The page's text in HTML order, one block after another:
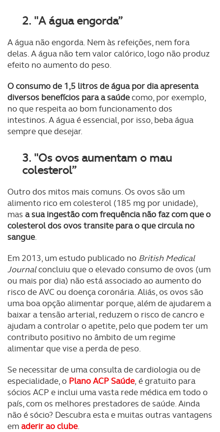
2. "A água engorda”
A água não engorda. Nem às refeições, nem fora
delas. A água não tem valor calórico, logo não produz
efeito no aumento do peso.
O consumo de 1,5 litros de água por dia apresenta
diversos benefícios para a saúdecomo, por exemplo,
no que respeita ao bom funcionamento dos
intestinos. A água é essencial, por isso, beba água
sempre que desejar.
3. "Os ovos aumentam o mau
colesterol”
Outro dos mitos mais comuns. Os ovos são um
alimento rico em colesterol (185 mg por unidade),
mas a sua ingestão com frequência não faz com que o
colesterol dos ovos transite para o que circula no
sangue.
Em 2013, um estudo publicado no British Medical
Journalconcluiu que o elevado consumo de ovos (um
ou mais por dia) não está associado ao aumento do
risco de AVC ou doença coronária. Aliás, os ovos são
uma boa opção alimentar porque, além de ajudarem a
baixar a tensão arterial, reduzem o risco de cancro e
ajudam a controlar o apetite, pelo que podem ter um
contributo positivo no âmbito de um regime
alimentar que vise a perda de peso.
Se necessitar de uma consulta de cardiologia ou de
especialidade, o Plano ACP Saúde, é gratuito para
sócios ACP e inclui uma vasta rede médica em todo o
país, com os melhores prestadores de saúde. Ainda
não é sócio? Descubra esta e muitas outras vantagens
emaderir ao clube.